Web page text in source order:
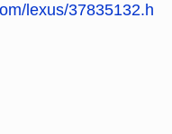
lexus/37835132.h